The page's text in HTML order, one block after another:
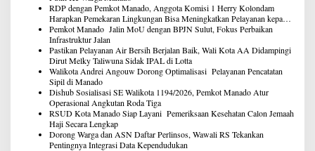
RDP dengan Pemkot Manado, Anggota Komisi 1 Herry Kolondam
Harapkan Pemekaran Lingkungan Bisa Meningkatkan Pelayanan kepada
Masyarakat
Pemkot Manado Jalin MoU dengan BPJN Sulut, Fokus Perbaikan
Infrastruktur Jalan
Pastikan Pelayanan Air Bersih Berjalan Baik, Wali Kota AA Didampingi
Dirut Melky Taliwuna Sidak IPAL di Lotta
Walikota Andrei Angouw Dorong Optimalisasi Pelayanan Pencatatan
Sipil di Manado
Dishub Sosialisasi SE Walikota 1194/2026, Pemkot Manado Atur
Operasional Angkutan Roda Tiga
RSUD Kota Manado Siap Layani Pemeriksaan Kesehatan Calon Jemaah
Haji Secara Lengkap
Dorong Warga dan ASN Daftar Perlinsos, Wawali RS Tekankan
Pentingnya Integrasi Data Kependudukan